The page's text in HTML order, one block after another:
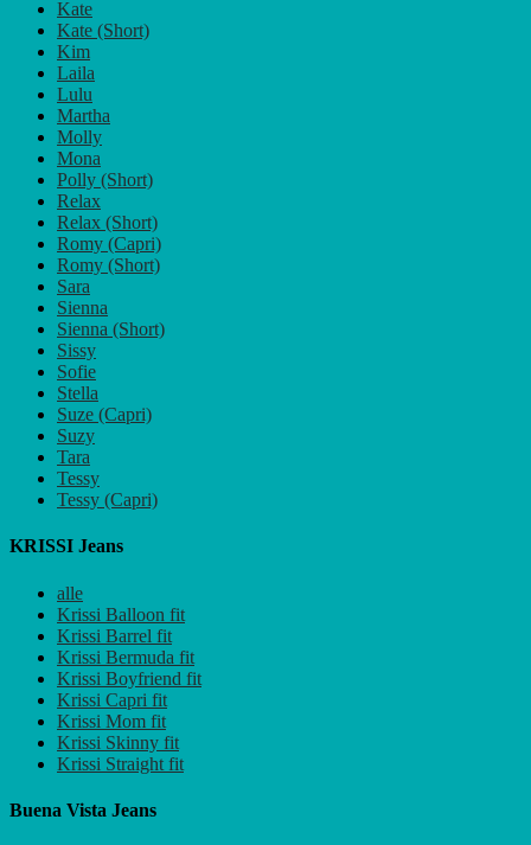
Kate
Kate (Short)
Kim
Laila
Lulu
Martha
Molly
Mona
Polly (Short)
Relax
Relax (Short)
Romy (Capri)
Romy (Short)
Sara
Sienna
Sienna (Short)
Sissy
Sofie
Stella
Suze (Capri)
Suzy
Tara
Tessy
Tessy (Capri)
KRISSI Jeans
alle
Krissi Balloon fit
Krissi Barrel fit
Krissi Bermuda fit
Krissi Boyfriend fit
Krissi Capri fit
Krissi Mom fit
Krissi Skinny fit
Krissi Straight fit
Buena Vista Jeans